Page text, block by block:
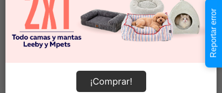
Información de envío
¡Comprar!
Reportar error